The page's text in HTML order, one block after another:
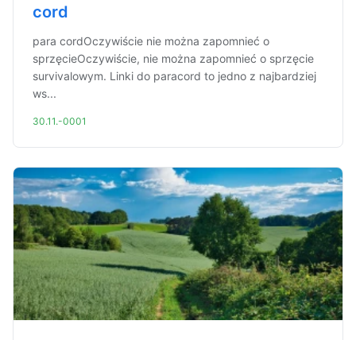
cord
para cordOczywiście nie można zapomnieć o
sprzęcieOczywiście, nie można zapomnieć o sprzęcie
survivalowym. Linki do paracord to jedno z najbardziej
ws...
30.11.-0001